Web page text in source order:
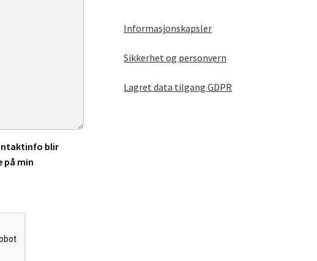
blir
på min
Informasjonskapsler
Sikkerhet og personvern
Lagret data tilgang GDPR